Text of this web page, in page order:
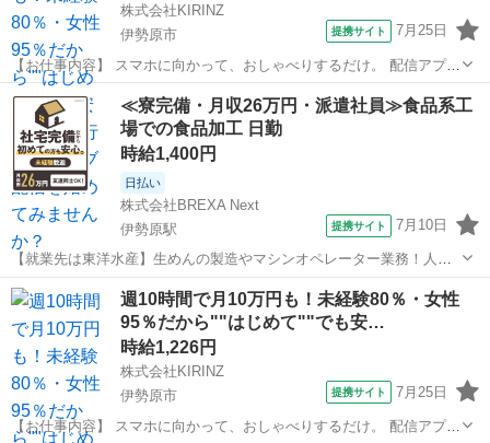
株式会社KIRINZ
伊勢原市
提携サイト 7月25日
【お仕事内容】 スマホに向かって、おしゃべりするだけ。 配信アプリ
（17LIVE／Pococha／IRIAM など）でライブ配信するお仕事です。
——————————— 配信内容はぜんぶ自由
——————————— ・今日...
神奈川 伊勢原市 イベントスタッフ
≪寮完備・月収26万円・派遣社員≫食品系工
場での食品加工 日勤
時給1,400円
日払い
株式会社BREXA Next
伊勢原駅
提携サイト 7月10日
【就業先は東洋水産】生めんの製造やマシンオペレーター業務！人気
の日勤専属★未経験でも時給1400円！20代～30代の男性活躍中！備品
付きワンルーム寮完備★日払い制度あり！社員食堂利用OK！《神奈川
県伊勢原市》 人気の工場の...
神奈川 伊勢原市 伊勢原駅 その他
週10時間で月10万円も！未経験80％・女性
95％だから""はじめて""でも安…
時給1,226円
株式会社KIRINZ
伊勢原市
提携サイト 7月25日
【お仕事内容】 スマホに向かって、おしゃべりするだけ。 配信アプリ